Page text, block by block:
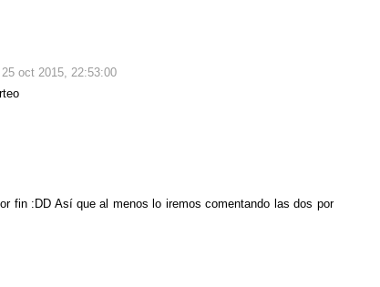
25 oct 2015, 22:53:00
fin :DD Así que al menos lo iremos comentando las dos por